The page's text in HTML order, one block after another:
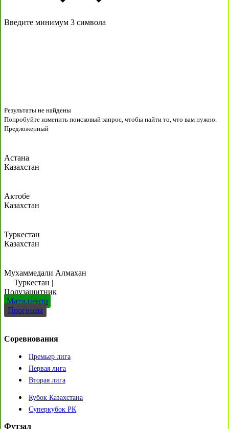
Введите минимум 3 символа
Результаты не найдены
Попробуйте изменить поисковый запрос, чтобы найти то, что вам нужно.
Предложенный
Астана
Казахстан
Актобе
Казахстан
Туркестан
Казахстан
Мухаммедали Алмахан
Туркестан |
Полузащитник
Матч-центр
Прогнозы
Соревнования
Премьер лига
Первая лига
Вторая лига
Кубок Казахстана
Суперкубок РК
Футзал